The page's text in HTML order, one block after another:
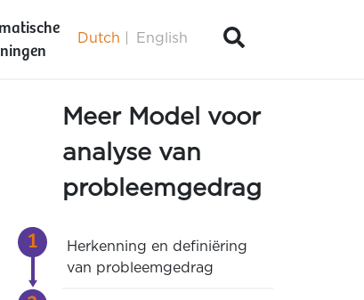
Dutch English
Meer Model voor
analyse van
probleemgedrag
Herkenning en definiëring
van probleemgedrag